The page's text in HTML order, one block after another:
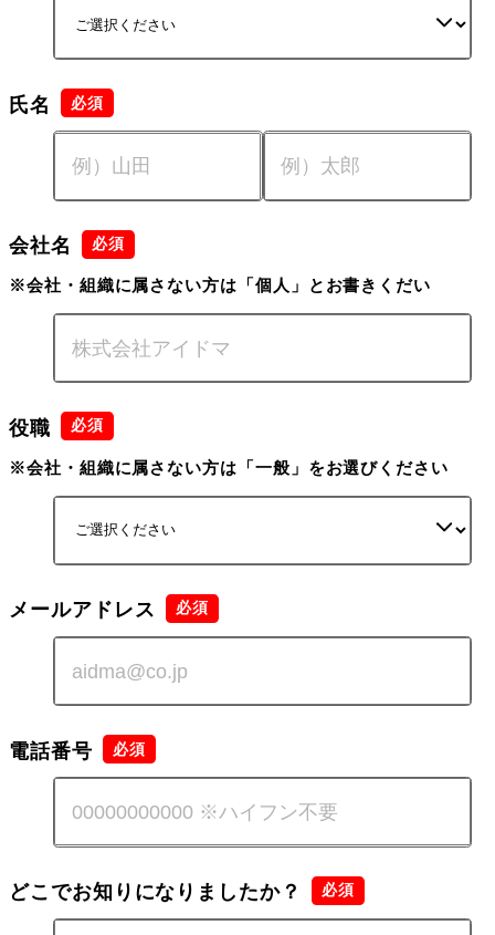
氏名
会社名
※会社・組織に属さない方は「個人」とお書きくだい
役職
※会社・組織に属さない方は「一般」をお選びください
メールアドレス
電話番号
どこでお知りになりましたか？